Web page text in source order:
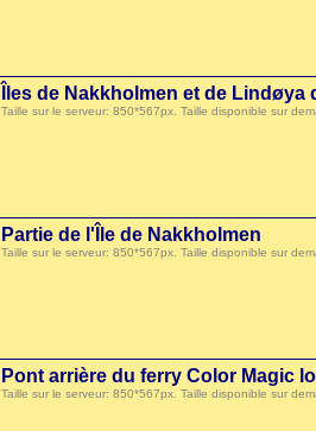
Îles de Nakkholmen et de Lindøya
Taille sur le serveur: 850*567px. Taille disponible sur
Partie de l'Île de Nakkholmen
Taille sur le serveur: 850*567px. Taille disponible sur
Pont arrière du ferry Color Magic
Taille sur le serveur: 850*567px. Taille disponible sur